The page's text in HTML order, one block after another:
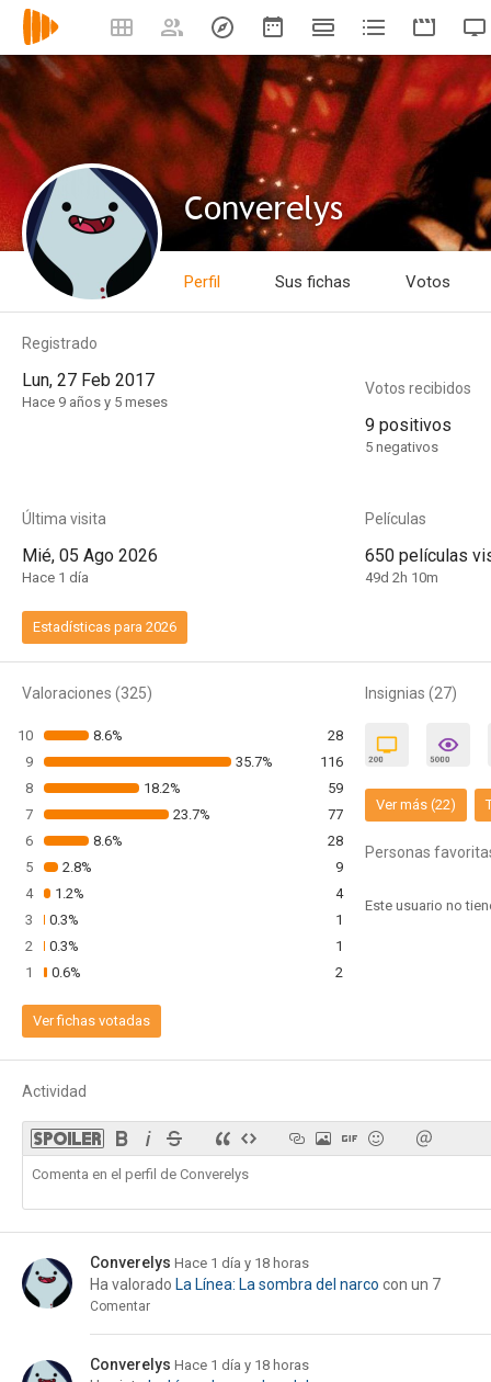
Converelys
Perfil Sus fichas Votos
Registrado
Lun, 27 Feb 2017
Hace 9 años y 5 meses
Votos recibidos
9 positivos
5 negativos
Última visita
Mié, 05 Ago 2026
Hace 1 día
Películas
650 películas
49d 2h 10m
Estadísticas para 2026
Valoraciones (325)
10
8.6%
9
35.7%
8
18.2%
7
23.7%
6
8.6%
5
2.8%
4
1.2%
3
0.3%
2
0.3%
1
0.6%
28
116
59
77
28
9
4
1
1
2
Ver fichas votadas
Insignias (27)
Ver más (22)
Personas
Actividad
Converelys Hace 1 día y 18 horas
Ha valorado La Línea: La sombra del narco con un 7
Comentar
Converelys Hace 1 día y 18 horas